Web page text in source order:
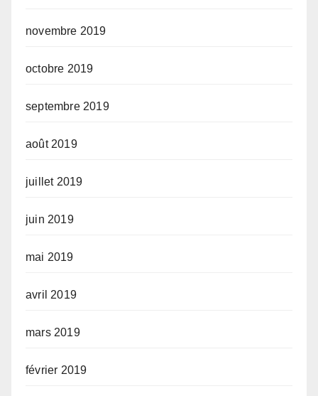
novembre 2019
octobre 2019
septembre 2019
août 2019
juillet 2019
juin 2019
mai 2019
avril 2019
mars 2019
février 2019